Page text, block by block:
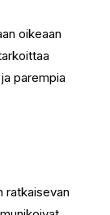
oikeaan
parempia
ratkaisevan